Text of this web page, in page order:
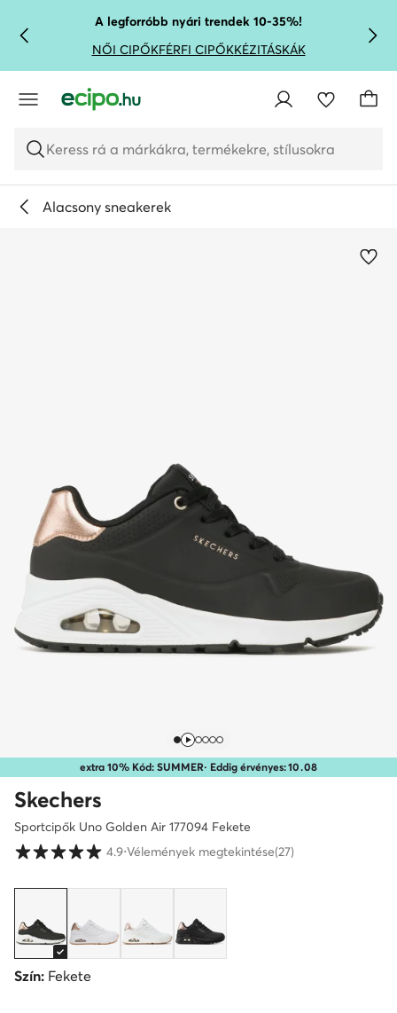
UGRÁS A FŐ TARTALOMRA
UGRÁS A KERESÉSHEZA legforróbb nyári trendek 10-35%!
NŐI CIPŐKFÉRFI CIPŐKKÉZITÁSKÁK
Keress rá a márkákra, termékekre, stílusokra
Alacsony sneakerek
extra 10% Kód: SUMMER· Eddig érvényes:10.08
Skechers
Sportcipők Uno Golden Air 177094 Fekete
Vásárlói értékelések 1-5 skálán
4.9⋅Vélemények megtekintése(27)
Szín: Fekete